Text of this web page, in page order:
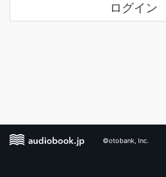
ログイン
©otobank, Inc.